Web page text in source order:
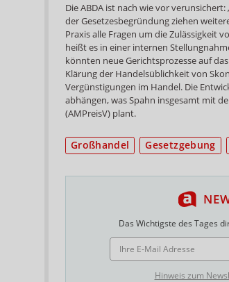
Die ABDA ist nach wie vor
der Gesetzesbegründung ziehen
Praxis alle Fragen um die Zulässigkeit
heißt es in einer internen
könnten neue Gerichtsprozesse auf
Klärung der Handelsüblichkeit von
Vergünstigungen im Handel. Die
abhängen, was Spahn insgesamt mit
(AMPreisV) plant.
Großhandel Gesetzgebung
Das Wichtigste des Tages
E-MAIL ADRESSE
Hinweis zum